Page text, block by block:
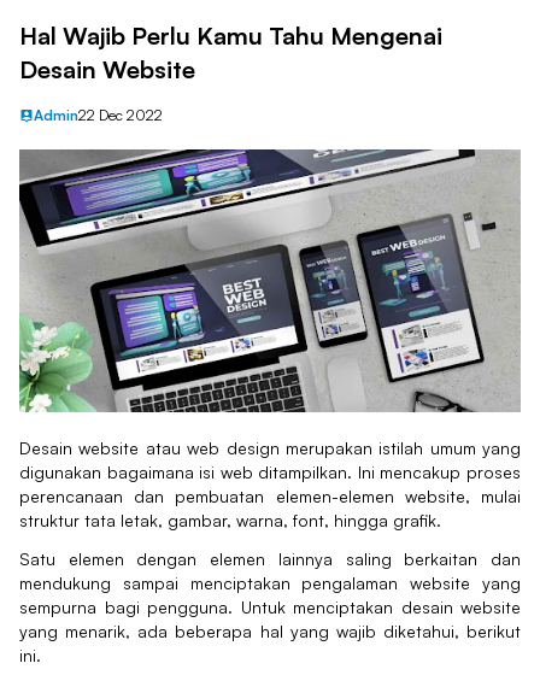
Hal Wajib Perlu Kamu Tahu Mengenai
Desain Website
Admin22 Dec 2022
Desain website atau web design merupakan istilah umum yang
digunakan bagaimana isi web ditampilkan. Ini mencakup proses
perencanaan dan pembuatan elemen-elemen website, mulai
struktur tata letak, gambar, warna, font, hingga grafik.
Satu elemen dengan elemen lainnya saling berkaitan dan
mendukung sampai menciptakan pengalaman website yang
sempurna bagi pengguna. Untuk menciptakan desain website
yang menarik, ada beberapa hal yang wajib diketahui, berikut
ini.